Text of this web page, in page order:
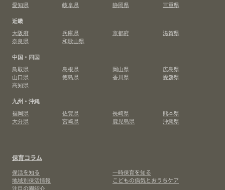
愛知県
岐阜県 静岡県
三重県
近畿
大阪府
兵庫県 京都府
滋賀県
奈良県
和歌山県
中国・四国
鳥取県
島根県 岡山県
広島県
山口県
徳島県 香川県
愛媛県
高知県
九州・沖縄
福岡県
佐賀県 長崎県
熊本県
大分県
宮崎県 鹿児島県 沖縄県
保育コラム
保活を知る
一時保育を知る
地域別保活情報
こどもの病気とおうちケア
注目の園紹介